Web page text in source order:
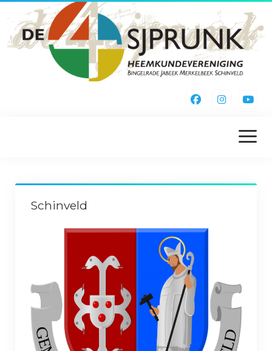
menu
openen
Home
Kieke Noa Vreuger
Jaarboeken
Schinveld
Schinveld